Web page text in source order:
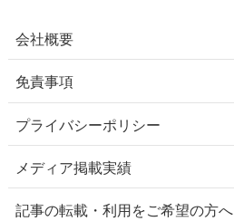
会社概要
免責事項
プライバシーポリシー
メディア掲載実績
記事の転載・利用をご希望の方へ